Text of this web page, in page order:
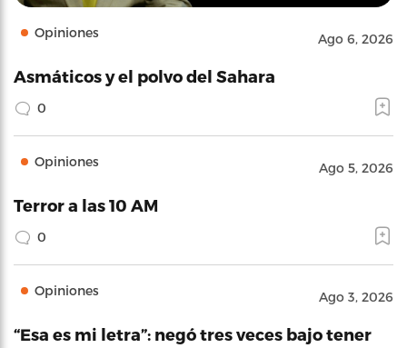
Opiniones Ago 6, 2026
Asmáticos y el polvo del Sahara
0
Opiniones Ago 5, 2026
Terror a las 10 AM
0
Opiniones Ago 3, 2026
“Esa es mi letra”: negó tres veces bajo tener